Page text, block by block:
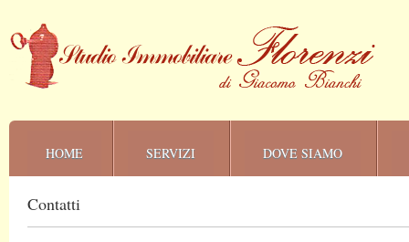
HOME SERVIZI DOVE SIAMO
Contatti